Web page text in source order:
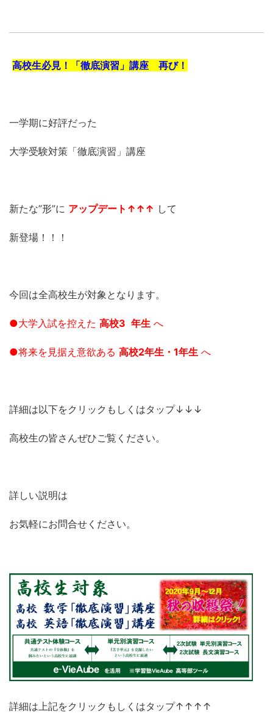
高校生必見！「徹底演習」講座 再び！
一学期に好評だった
大学受験対策「徹底演習」講座
新たな”形”に アップデート↑↑↑ して
新登場！！！
今回は全高校生が対象となります。
●大学入試を控えた 高校3 年生 へ
●将来を見据え意欲ある 高校2年生・1年生 へ
詳細は以下をクリックもしくはタップ↓↓↓
高校生の皆さんぜひご覧ください。
詳しい説明は
お気軽にお問合せください。
詳細は上記をクリックもしくはタップ↑↑↑↑